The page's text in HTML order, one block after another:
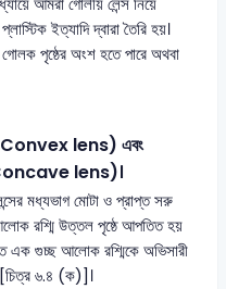
আমরা গোলীয় লেন্স নিয়ে
ইত্যাদি দ্বারা তৈরি হয়।
পৃষ্ঠের অংশ হতে পারে অথবা
(Convex lens) এবং
(Concave lens)।
মধ্যভাগ মোটা ও প্রাপ্ত সরু
রশ্মি উত্তল পৃষ্ঠে আপতিত হয়
এক গুচ্ছ আলোক রশ্মিকে অভিসারী
[চিত্র ৬.৪ (ক)]।